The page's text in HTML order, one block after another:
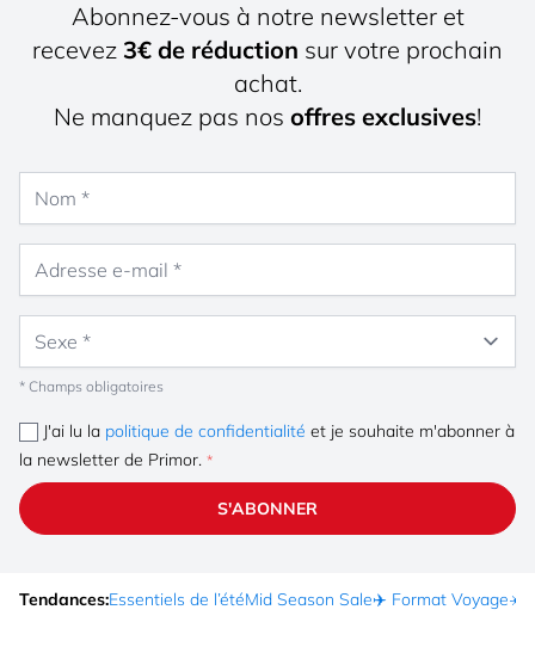
Abonnez-vous à notre newsletter et
recevez 3€ de réduction sur votre prochain
achat.
Ne manquez pas nos offres exclusives!
* Champs obligatoires
J'ai lu la politique de confidentialité et je souhaite m'abonner à
la newsletter de Primor.
S'ABONNER
Tendances:Essentiels de l’étéMid Season Sale✈️ Format Voyage☀️